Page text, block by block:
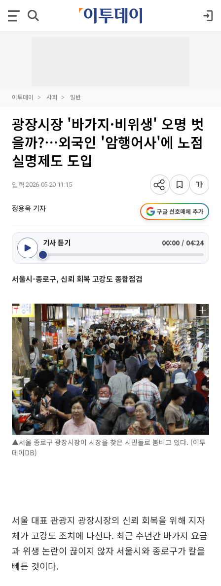
이투데이 사회 일반
광장시장 '바가지·비위생' 오명 벗
을까?⋯외국인 '암행어사'에 노점
실명제도 도입
입력 2026-05-20 11:15
정용욱 기자 구글 선호매체 추가
기사 듣기 00:00 / 04:24
서울시-종로구, 신뢰 회복 고강도 종합점검
▲서울 종로구 광장시장이 시장을 찾은 시민들로 붐비고 있다. (이투
데이DB)
서울 대표 관광지 광장시장의 신뢰 회복을 위해 지자
체가 고강도 조치에 나선다. 최근 수년간 바가지 요금
과 위생 논란이 끊이지 않자 서울시와 종로구가 칼을
빼든 것이다.